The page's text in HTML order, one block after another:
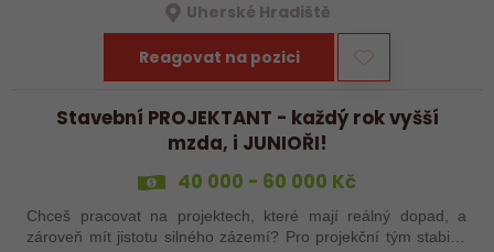
Uherské Hradiště
Reagovat na pozici
Stavební PROJEKTANT - každý rok vyšší
mzda, i JUNIOŘI!
40 000 - 60 000 Kč
Chceš pracovat na projektech, které mají reálný dopad, a
zároveň mít jistotu silného zázemí? Pro projekční tým stabilní